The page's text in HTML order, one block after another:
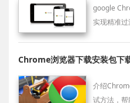
google
实现精准
Chrome浏览器下载安装包下
介绍
试方法，帮